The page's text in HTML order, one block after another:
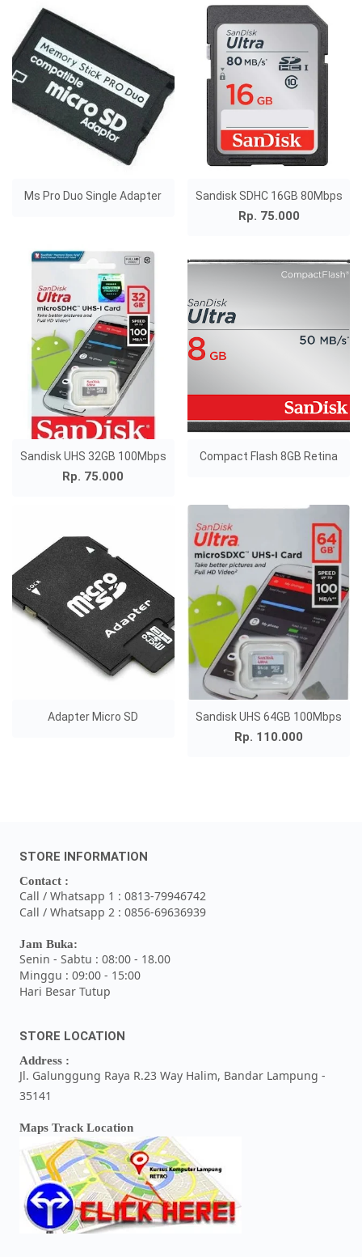
Ms Pro Duo Single Adapter Sandisk SDHC 16GB 80Mbps
Rp. 75.000
Sandisk UHS 32GB 100Mbps
Rp. 75.000
Compact Flash 8GB Retina
Adapter Micro SD Sandisk UHS 64GB 100Mbps
Rp. 110.000
STORE INFORMATION
Contact :
Call / Whatsapp 1 : 0813-79946742
Call / Whatsapp 2 : 0856-69636939
Jam Buka:
Senin - Sabtu : 08:00 - 18.00
Minggu : 09:00 - 15:00
Hari Besar Tutup
STORE LOCATION
Address :
Jl. Galunggung Raya R.23 Way Halim, Bandar Lampung -
35141
Maps Track Location